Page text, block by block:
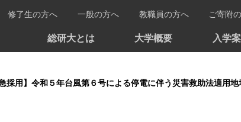
総研大とは 大学概要 入学
修了生の方へ 一般の方へ 教職員の方へ ご寄附
採用】令和５年台風第６号による停電に伴う災害救助法適用地域の世帯の